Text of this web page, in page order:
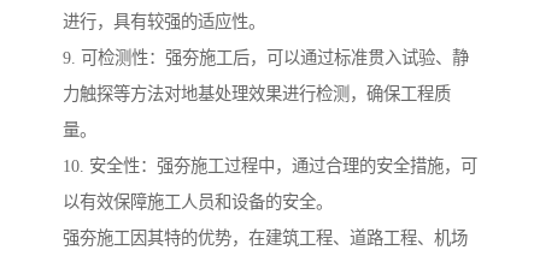
进行，具有较强的适应性。
9. 可检测性：强夯施工后，可以通过标准贯入试验、静
力触探等方法对地基处理效果进行检测，确保工程质
量。
10. 安全性：强夯施工过程中，通过合理的安全措施，可
以有效保障施工人员和设备的安全。
强夯施工因其特的优势，在建筑工程、道路工程、机场